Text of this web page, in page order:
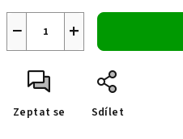
+
−
Zeptat se Sdílet